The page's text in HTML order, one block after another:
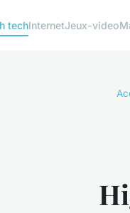
techInternetJeux-video